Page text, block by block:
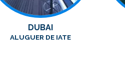
DUBAI
ALUGUER DE IATE